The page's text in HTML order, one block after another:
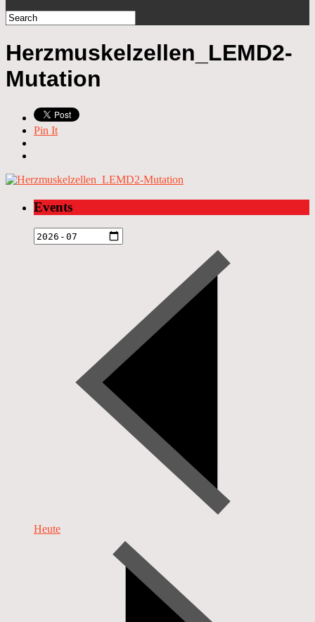
Herzmuskelzellen_LEMD2-
Mutation
Pin It
Events
Heute